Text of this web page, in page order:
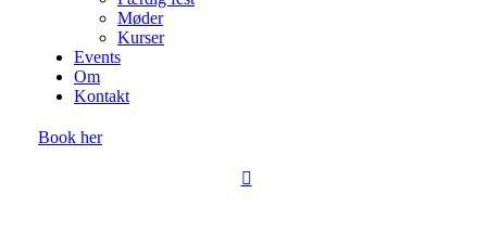
Møder
Kurser
Events
Om
Kontakt
Book her